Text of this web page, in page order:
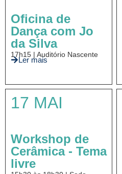
Oficina de
Dança com Jo
da Silva
17h15 | Auditório Nascente
Ler mais
17 MAI
Workshop de
Cerâmica - Tema
livre